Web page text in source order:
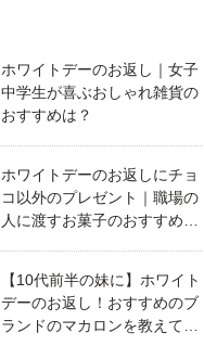
ホワイトデーのお返し｜女子
中学生が喜ぶおしゃれ雑貨の
おすすめは？
ホワイトデーのお返しにチョ
コ以外のプレゼント｜職場の
人に渡すお菓子のおすすめ
【10代前半の妹に】ホワイト
デーのお返し！おすすめのブ
ランドのマカロンを教えてく